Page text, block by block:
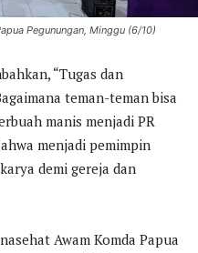
Pegunungan, Minggu (6/10)
“Tugas dan
teman-teman bisa
manis menjadi PR
menjadi pemimpin
demi gereja dan
Awam Komda Papua